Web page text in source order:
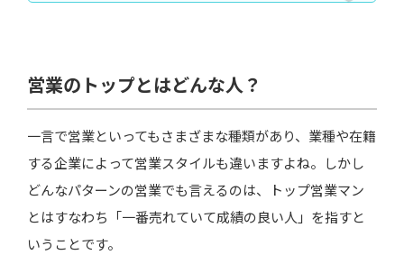
営業のトップとはどんな人？
一言で営業といってもさまざまな種類があり、業種や在籍
する企業によって営業スタイルも違いますよね。しかし
どんなパターンの営業でも言えるのは、トップ営業マン
とはすなわち「一番売れていて成績の良い人」を指すと
いうことです。